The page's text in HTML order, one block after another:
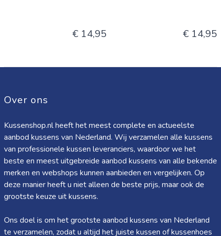
€ 14,95 € 14,95
Over ons
Kussenshop.nl heeft het meest complete en actueelste
aanbod kussens van Nederland. Wij verzamelen alle kussens
van professionele kussen leveranciers, waardoor we het
beste en meest uitgebreide aanbod kussens van alle bekende
merken en webshops kunnen aanbieden en vergelijken. Op
deze manier heeft u niet alleen de beste prijs, maar ook de
grootste keuze uit kussens.
Ons doel is om het grootste aanbod kussens van Nederland
te verzamelen, zodat u altijd het juiste kussen of kussenhoes